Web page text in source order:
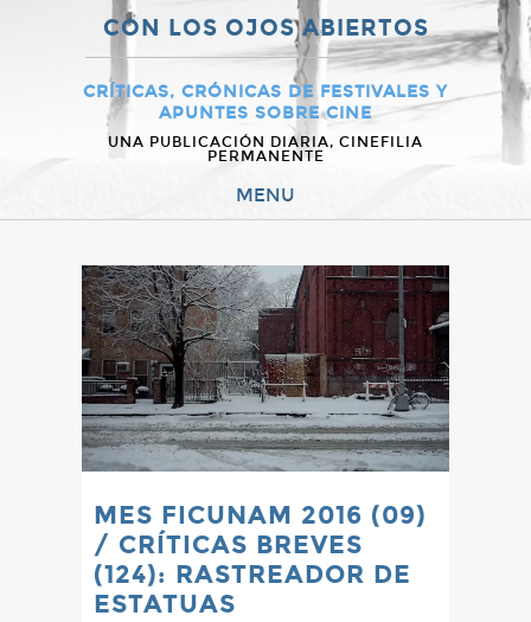
CON LOS OJOS ABIERTOS
CRÍTICAS, CRÓNICAS DE FESTIVALES Y
APUNTES SOBRE CINE
UNA PUBLICACIÓN DIARIA, CINEFILIA
PERMANENTE
MENU
MES FICUNAM 2016 (09)
/ CRÍTICAS BREVES
(124): RASTREADOR DE
ESTATUAS